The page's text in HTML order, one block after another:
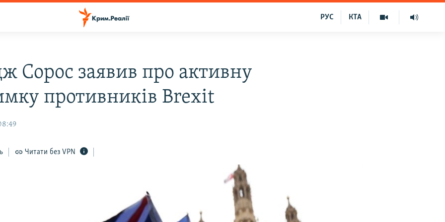
КТА
РУС
Сорос заявив про активну
противників Brexit
Читати без VPN